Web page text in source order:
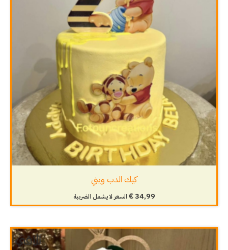
كيك الدب ويني
€34,99 السعر لا يشمل الضريبة